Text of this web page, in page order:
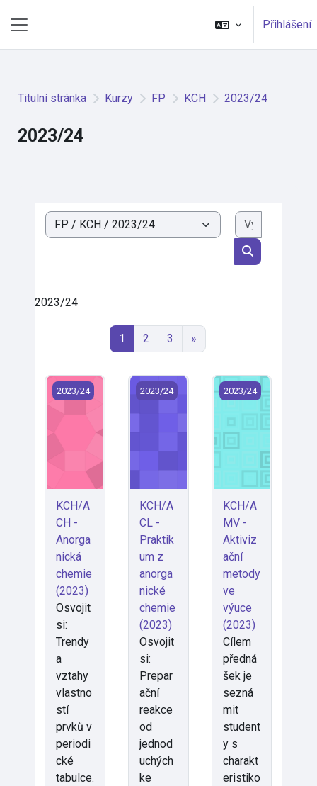
Přihlášení
Titulní stránka Kurzy FP KCH 2023/24
2023/24
Kategorie kurzů
Vyhledat
2023/24
1 Stránka 1
2 Stránka 2
3 Stránka 3
»
KCH/ACH - Anorganická chemie (2023)
2023/24
KCH/A
CH -
Anorga
nická
chemie
(2023)
Osvojit
si:
Trendy
a
vztahy
vlastno
stí
prvků v
periodi
cké
tabulce.
KCH/ACL - Praktikum z
2023/24
KCH/A
CL -
Praktik
um z
anorga
nické
chemie
(2023)
Osvojit
si:
Prepar
ační
reakce
od
jednod
uchých
ke
KCH/AMV -
2023/24
KCH/A
MV -
Aktiviz
ační
metody
ve
výuce
(2023)
Cílem
předná
šek je
sezná
mit
student
y s
charakt
eristiko